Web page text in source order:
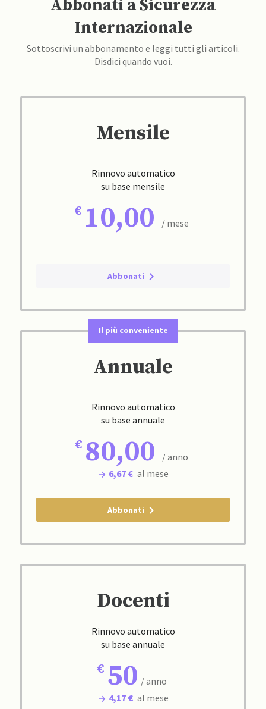
Abbonati a Sicurezza
Internazionale
Sottoscrivi un abbonamento e leggi tutti gli articoli.
Disdici quando vuoi.
Mensile
Rinnovo automatico
su base mensile
10,00 / mese
Abbonati
Il più conveniente
Annuale
Rinnovo automatico
su base annuale
80,00
/ anno
6,67 € al mese
Abbonati
Docenti
Rinnovo automatico
su base annuale
50 / anno
4,17 € al mese